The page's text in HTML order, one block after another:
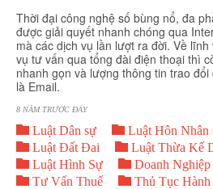
Thời đại công nghệ số bùng nổ, đa
được giải quyết nhanh chóng qua
mà các dịch vụ lần lượt ra đời. Về
vụ tư vấn qua tổng đài điện thoại thì
nhanh gọn và lượng thông tin trao
là Email.
8 NĂM TRƯỚC ĐÂY
 Luật Dân sự  Luật Hôn Nhân
 Luật Đất Đai  Luật Thừa Kế
 Luật Hình Sự  Doanh Nghiệp
 Tư Vấn Thuế  Thủ Tục Hành